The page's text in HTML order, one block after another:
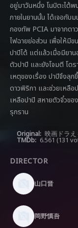
อยู่มาวันหนึ่ง โนบิตะได้พ
ภายในยานนั้น ได้เจอกับ
กองทัพ PCIA มาจากดา
ไฟฉายย่อส่วน เพื่อให้มีข
ปาปิได้ แต่แล้วเมื่อมียาน
ตัวปาปิ และยังโจมตี โด
เหตุของเรื่อง ปาปิจึงลุ
ดาวพิริกา และช่วยเหลื
เหลือปาปิ สหายตัวจิ๋วขอ
รุกราน
Original: 映画ドラ
TMDb: 6.561 (131
DIRECTOR
山口晋
岡野慎吾